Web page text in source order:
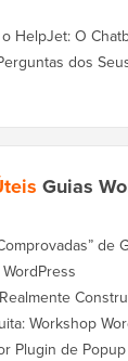
HelpJet: O
dos
Guias
de
Workshop
Plugin de